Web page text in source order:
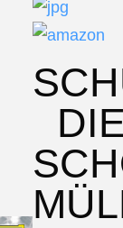
DIE